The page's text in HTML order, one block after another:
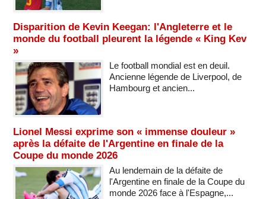
Disparition de Kevin Keegan: l'Angleterre et le
monde du football pleurent la légende « King Kev
»
Le football mondial est en deuil.
Ancienne légende de Liverpool, de
Hambourg et ancien...
Lionel Messi exprime son « immense douleur »
après la défaite de l'Argentine en finale de la
Coupe du monde 2026
Au lendemain de la défaite de
l'Argentine en finale de la Coupe du
monde 2026 face à l'Espagne,...